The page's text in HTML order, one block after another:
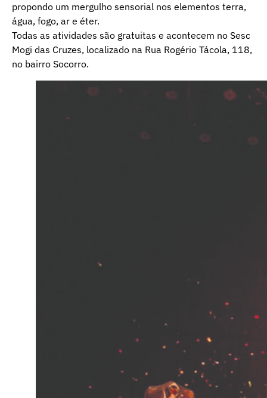
propondo um mergulho sensorial nos elementos terra,
água, fogo, ar e éter.
Todas as atividades são gratuitas e acontecem no Sesc
Mogi das Cruzes, localizado na Rua Rogério Tácola, 118,
no bairro Socorro.